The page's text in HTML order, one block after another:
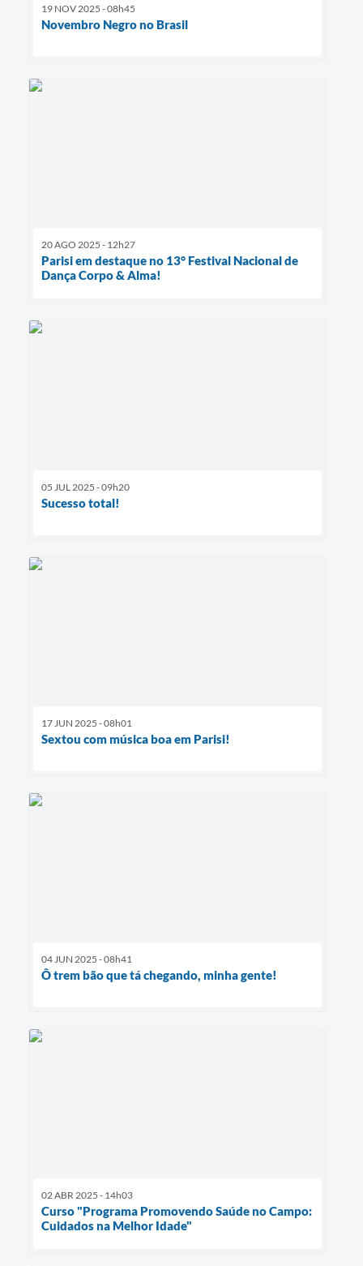
19 NOV 2025 - 08h45
Novembro Negro no Brasil
20 AGO 2025 - 12h27
Parisi em destaque no 13° Festival Nacional de
Dança Corpo & Alma!
05 JUL 2025 - 09h20
Sucesso total!
17 JUN 2025 - 08h01
Sextou com música boa em Parisi!
04 JUN 2025 - 08h41
Ô trem bão que tá chegando, minha gente!
02 ABR 2025 - 14h03
Curso "Programa Promovendo Saúde no Campo:
Cuidados na Melhor Idade"